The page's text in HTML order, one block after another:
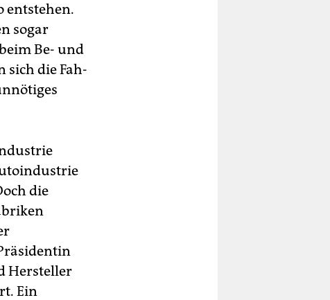
entstehen.
sogar
Be- und
sich die Fah­
die
Hersteller
Ein